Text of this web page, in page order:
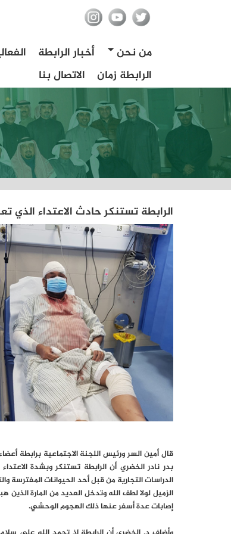
من نحن أخبار الرابطة
الرابطة زمان
الاتصال بنا
الرابطة تستنكر حادث الاعتداء الذي
قال أمين السر ورئيس اللجنة الاجتماعية برابطة
بدر نادر الخضري أن الرابطة تستنكر وبشدة
الدراسات التجارية من قبل أحد الحيوانات المفترسة
الزميل لولا لطف الله وتدخل العديد من المارة
إصابات عدة أسفر عنها ذلك الهجوم الوحشي.